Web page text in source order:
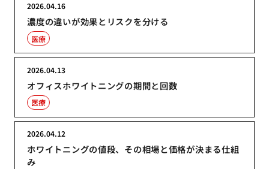
濃度の違いが効果とリスクを分ける
2026.04.16
医療
オフィスホワイトニングの期間と回数
2026.04.13
医療
ホワイトニングの値段、その相場と価格が決まる仕組
み
2026.04.12